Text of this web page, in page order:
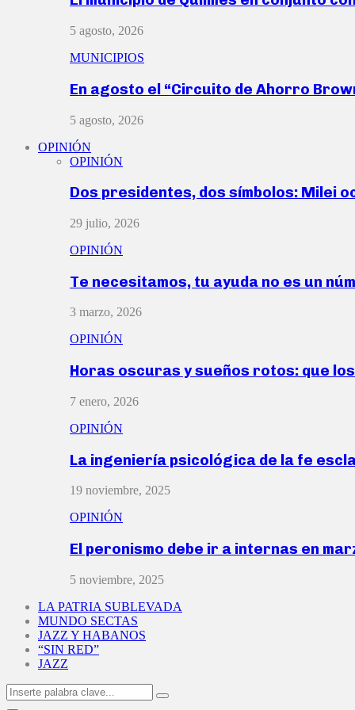
5 agosto, 2026
MUNICIPIOS
En agosto el “Circuito de Ahorro
5 agosto, 2026
OPINIÓN
OPINIÓN
Dos presidentes, dos símbolos: Milei
29 julio, 2026
OPINIÓN
Te necesitamos, tu ayuda no es un
3 marzo, 2026
OPINIÓN
Horas oscuras y sueños rotos: que
7 enero, 2026
OPINIÓN
La ingeniería psicológica de la fe
19 noviembre, 2025
OPINIÓN
El peronismo debe ir a internas en
5 noviembre, 2025
LA PATRIA SUBLEVADA
MUNDO SECTAS
JAZZ Y HABANOS
“SIN RED”
JAZZ
Search
for:
Search